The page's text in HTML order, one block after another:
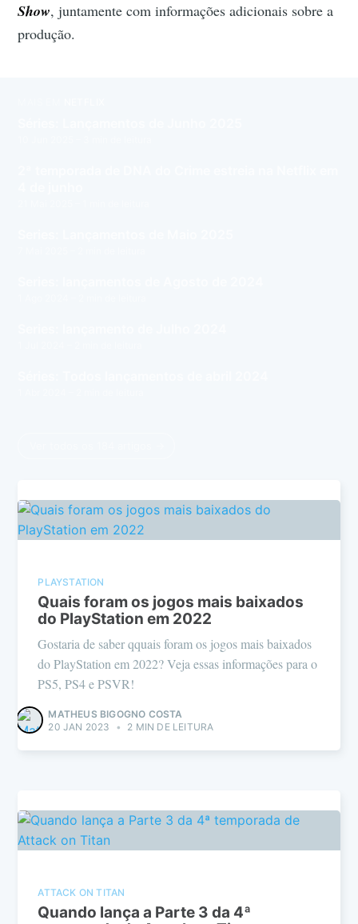
Show, juntamente com informações adicionais sobre a
produção.
PLAYSTATION
Quais foram os jogos mais baixados
do PlayStation em 2022
Gostaria de saber qquais foram os jogos mais baixados
do PlayStation em 2022? Veja essas informações para o
PS5, PS4 e PSVR!
MATHEUS BIGOGNO COSTA
20 JAN 2023
• 2 MIN DE LEITURA
ATTACK ON TITAN
Quando lança a Parte 3 da 4ª